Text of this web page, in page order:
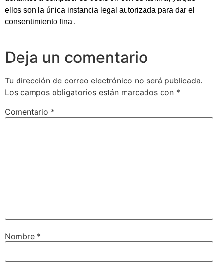
ellos son la única instancia legal autorizada para dar el
consentimiento final.
Deja un comentario
Tu dirección de correo electrónico no será publicada.
Los campos obligatorios están marcados con *
Comentario *
Nombre *